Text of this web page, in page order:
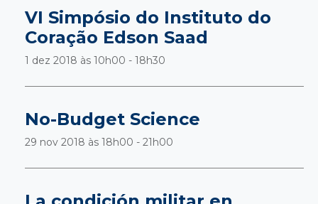
VI Simpósio do Instituto do
Coração Edson Saad
1 dez 2018 às 10h00 - 18h30
No-Budget Science
29 nov 2018 às 18h00 - 21h00